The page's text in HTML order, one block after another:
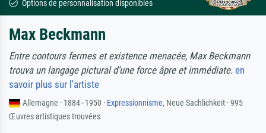
Options de personnalisation disponibles
Max Beckmann
Entre contours fermes et existence menacée, Max Beckmann
trouva un langage pictural d’une force âpre et immédiate. en
savoir plus sur l'artiste
Allemagne · 1884–1950 · Expressionnisme, Neue Sachlichkeit · 995
Œuvres artistiques trouvées